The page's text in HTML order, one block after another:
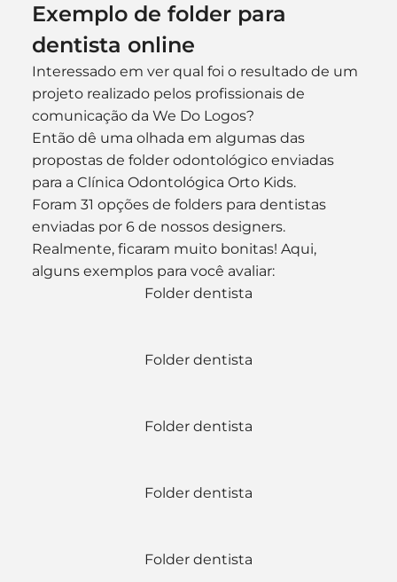
Exemplo de folder para
dentista online
Interessado em ver qual foi o resultado de um
projeto realizado pelos profissionais de
comunicação da We Do Logos?
Então dê uma olhada em algumas das
propostas de folder odontológico enviadas
para a Clínica Odontológica Orto Kids.
Foram 31 opções de folders para dentistas
enviadas por 6 de nossos designers.
Realmente, ficaram muito bonitas! Aqui,
alguns exemplos para você avaliar:
Folder dentista
Folder dentista
Folder dentista
Folder dentista
Folder dentista